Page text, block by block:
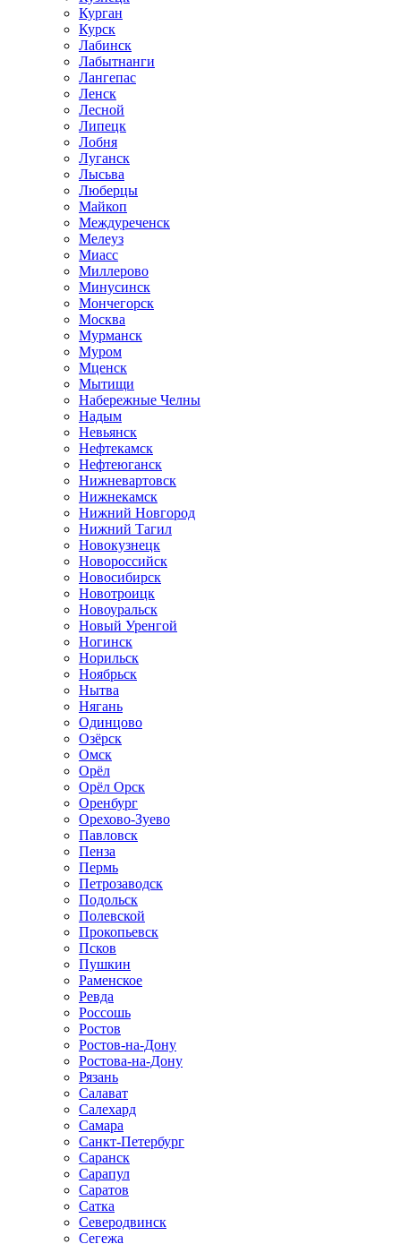
Курган
Курск
Лабинск
Лабытнанги
Лангепас
Ленск
Лесной
Липецк
Лобня
Луганск
Лысьва
Люберцы
Майкоп
Междуреченск
Мелеуз
Миасс
Миллерово
Минусинск
Мончегорск
Москва
Мурманск
Муром
Мценск
Мытищи
Набережные Челны
Надым
Невьянск
Нефтекамск
Нефтеюганск
Нижневартовск
Нижнекамск
Нижний Новгород
Нижний Тагил
Новокузнецк
Новороссийск
Новосибирск
Новотроицк
Новоуральск
Новый Уренгой
Ногинск
Норильск
Ноябрьск
Нытва
Нягань
Одинцово
Озёрск
Омск
Орёл
Орёл Орск
Оренбург
Орехово-Зуево
Павловск
Пенза
Пермь
Петрозаводск
Подольск
Полевской
Прокопьевск
Псков
Пушкин
Раменское
Ревда
Россошь
Ростов
Ростов-на-Дону
Ростова-на-Дону
Рязань
Салават
Салехард
Самара
Санкт-Петербург
Саранск
Сарапул
Саратов
Сатка
Северодвинск
Сегежа